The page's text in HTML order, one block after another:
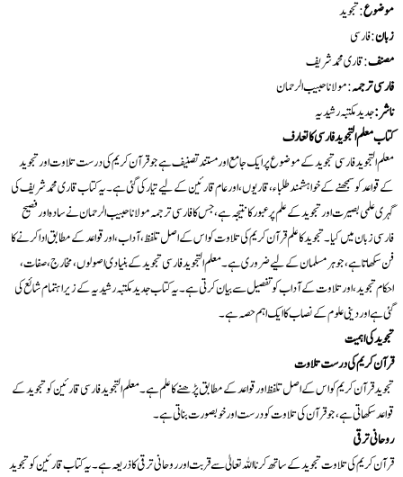
موضوع:تجوید
زبان: فارسی
مصنف:قاری محمد شریف
فارسی ترجمہ: مولانا حبیب الرحمان
ناشر :جدید مکتبہ رشیدیہ
کتاب معلم التجوید فارسی کا تعارف
معلم التجوید فارسی تجوید کے موضوع پر ایک جامع اور مستند تصنیف ہے جو قرآن کریم کی درست تلاوت اور تجوید
کے قواعد کو سمجھنے کے خواہشمند طلباء، قاریوں، اور عام قارئین کے لیے تیار کی گئی ہے۔ یہ کتاب قاری محمد شریف کی
گہری علمی بصیرت اور تجوید کے علم پر عبور کا نتیجہ ہے، جس کا فارسی ترجمہ مولانا حبیب الرحمان نے سادہ اور فصیح
فارسی زبان میں کیا۔ تجوید کا علم قرآن کریم کی تلاوت کو اس کے اصل تلفظ، آداب، اور قواعد کے مطابق ادا کرنے کا
فن سکھاتا ہے، جو ہر مسلمان کے لیے ضروری ہے۔ معلم التجوید فارسی تجوید کے بنیادی اصولوں، مخارج، صفات،
احکام تجوید، اور تلاوت کے آداب کو تفصیل سے بیان کرتی ہے۔ یہ کتاب جدید مکتبہ رشیدیہ کے زیر اہتمام شائع کی
گئی ہے اور دینی علوم کے نصاب کا ایک اہم حصہ ہے۔
تجوید کی اہمیت
قرآن کریم کی درست تلاوت
تجوید قرآن کریم کو اس کے اصل تلفظ اور قواعد کے مطابق پڑھنے کا علم ہے۔ معلم التجوید فارسی قارئین کو تجوید کے
قواعد سکھاتی ہے، جو قرآن کی تلاوت کو درست اور خوبصورت بناتی ہے۔
روحانی ترقی
قرآن کریم کی تلاوت تجوید کے ساتھ کرنا اللہ تعالیٰ سے قربت اور روحانی ترقی کا ذریعہ ہے۔ یہ کتاب قارئین کو تجوید